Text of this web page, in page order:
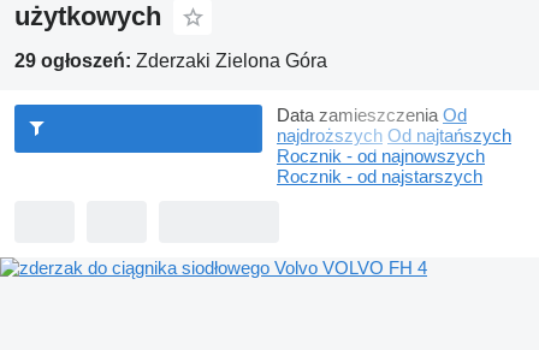
użytkowych
29 ogłoszeń: Zderzaki Zielona Góra
Data zamieszczenia Od
najdroższych Od najtańszych
Rocznik - od najnowszych
Rocznik - od najstarszych